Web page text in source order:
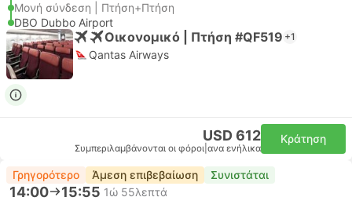
Μονή σύνδεση | Πτήση+Πτήση
DBO Dubbo Airport
Οικονομικό | Πτήση #QF519 +1
Qantas Airways
USD 612
Συμπεριλαμβάνονται οι φόροι ανα ενήλικα
Κράτηση
Γρηγορότερο Άμεση επιβεβαίωση Συνιστάται
14:00 15:55 1ώ 55λεπτά